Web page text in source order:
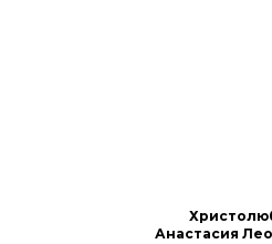
Анастасия